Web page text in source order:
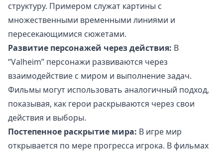
структуру. Примером служат картины с
множественными временными линиями и
пересекающимися сюжетами.
Развитие персонажей через действия: В
“Valheim” персонажи развиваются через
взаимодействие с миром и выполнение задач.
Фильмы могут использовать аналогичный подход,
показывая, как герои раскрываются через свои
действия и выборы.
Постепенное раскрытие мира: В игре мир
открывается по мере прогресса игрока. В фильмах